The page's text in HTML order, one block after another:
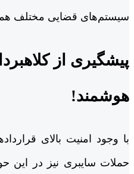
سیستم‌های قضایی مختلف
پیشگیری از
هوشمند!
با وجود امنیت بالای
حملات سایبری نیز در این